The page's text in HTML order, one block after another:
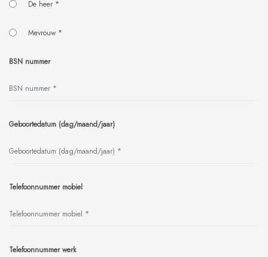
De heer *
Mevrouw *
BSN nummer
Geboortedatum (dag/maand/jaar)
Telefoonnummer mobiel
Telefoonnummer werk